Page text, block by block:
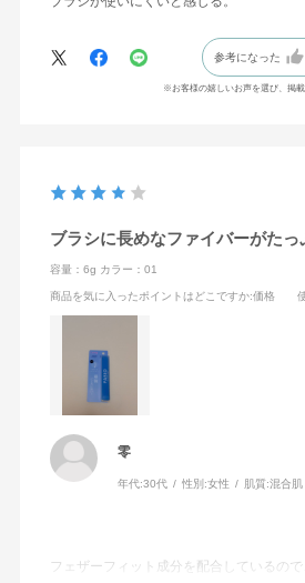
参考になった
※お客様の嬉しいお声を選び、掲
ブラシに長めなファイバーがたっ
容量：6g カラー：01
商品を気に入ったポイントはどこですか:価格
零
年代:30代 性別:女性 肌質:混合肌
フェザーフィット成分を配合しているの